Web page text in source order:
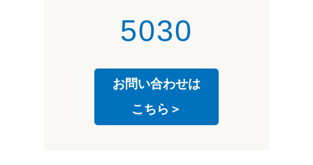
5030
お問い合わせは
こちら＞